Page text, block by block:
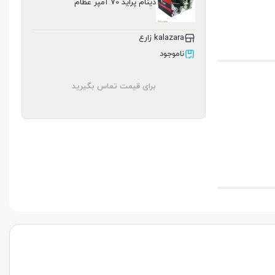
دینام پراید 70 آمپر عظام
kalazara زارع
ناموجود
برای قیمت تماس بگیرید